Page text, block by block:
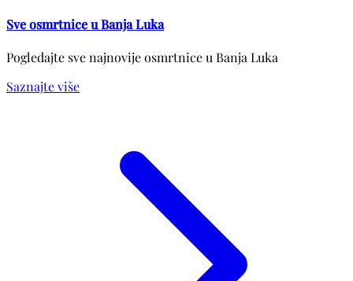
Sve osmrtnice u Banja Luka
Pogledajte sve najnovije osmrtnice u Banja Luka
Saznajte više